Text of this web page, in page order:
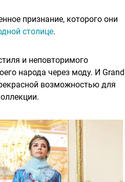
признание, которого они
столице.
и неповторимого
народа через моду. И Grand
возможностью для